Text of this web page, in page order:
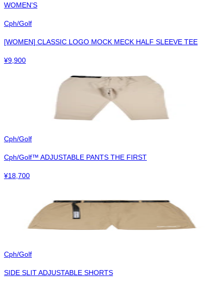
WOMEN'S
Cph/Golf
[WOMEN] CLASSIC LOGO MOCK MECK HALF SLEEVE TEE
¥9,900
Cph/Golf
Cph/Golf™︎ ADJUSTABLE PANTS THE FIRST
¥18,700
Cph/Golf
SIDE SLIT ADJUSTABLE SHORTS